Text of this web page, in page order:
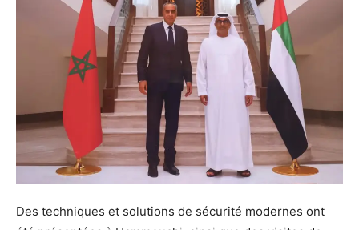
Des techniques et solutions de sécurité modernes ont